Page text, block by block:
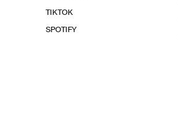
TIKTOK
SPOTIFY